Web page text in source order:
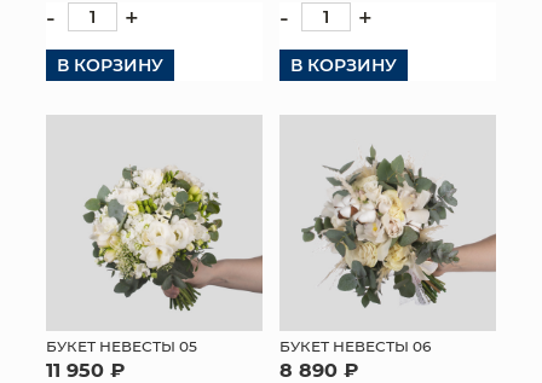
ДОСТАВКА И ОПЛАТА
КОНТАКТЫ
- +
В КОРЗИНУ
- +
В КОРЗИНУ
БУКЕТ НЕВЕСТЫ 05
11 950 ₽
БУКЕТ НЕВЕСТЫ 06
8 890 ₽